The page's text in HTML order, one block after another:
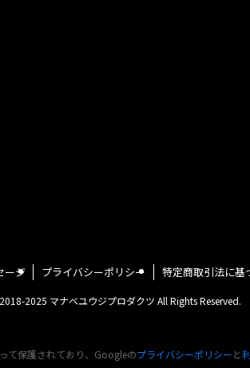
ージ プライバシーポリシー 特定商取引法に基
2018-2025 マナベユウジプロダクツ All Rights Reserved.
て保護されており、Googleのプライバシーポリシーと